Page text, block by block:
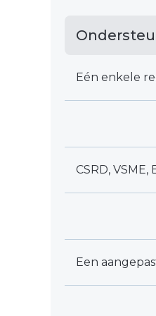
Eén enkele
CSRD, VSME,
Een